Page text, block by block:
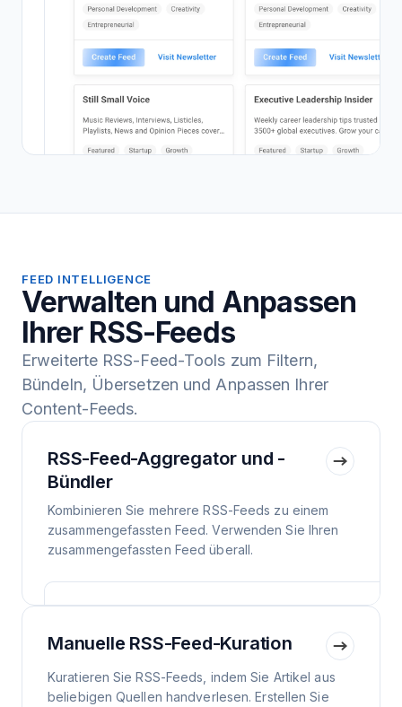
FEED INTELLIGENCE
Verwalten und Anpassen
Ihrer RSS-Feeds
Erweiterte RSS-Feed-Tools zum Filtern,
Bündeln, Übersetzen und Anpassen Ihrer
Content-Feeds.
RSS-Feed-Aggregator und -
Bündler
Kombinieren Sie mehrere RSS-Feeds zu einem
zusammengefassten Feed. Verwenden Sie Ihren
zusammengefassten Feed überall.
Manuelle RSS-Feed-Kuration
Kuratieren Sie RSS-Feeds, indem Sie Artikel aus
beliebigen Quellen handverlesen. Erstellen Sie